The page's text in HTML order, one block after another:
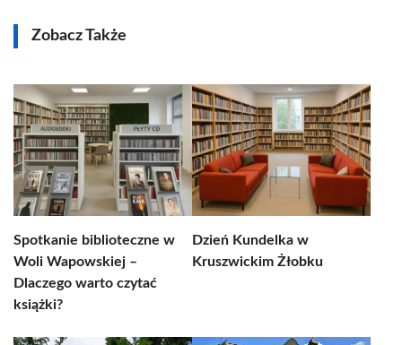
Zobacz Także
Spotkanie biblioteczne w
Woli Wapowskiej –
Dlaczego warto czytać
książki?
Dzień Kundelka w
Kruszwickim Żłobku